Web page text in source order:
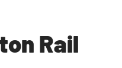
Rail